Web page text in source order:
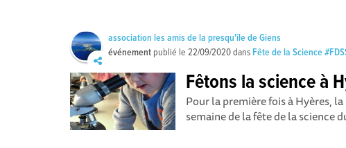
association les amis de la presqu'île de Giens
événement publié le22/09/2020dans Fête de la Science
Fêtons la science à
Pour la première fois à Hyères,
semaine de la fête de la science